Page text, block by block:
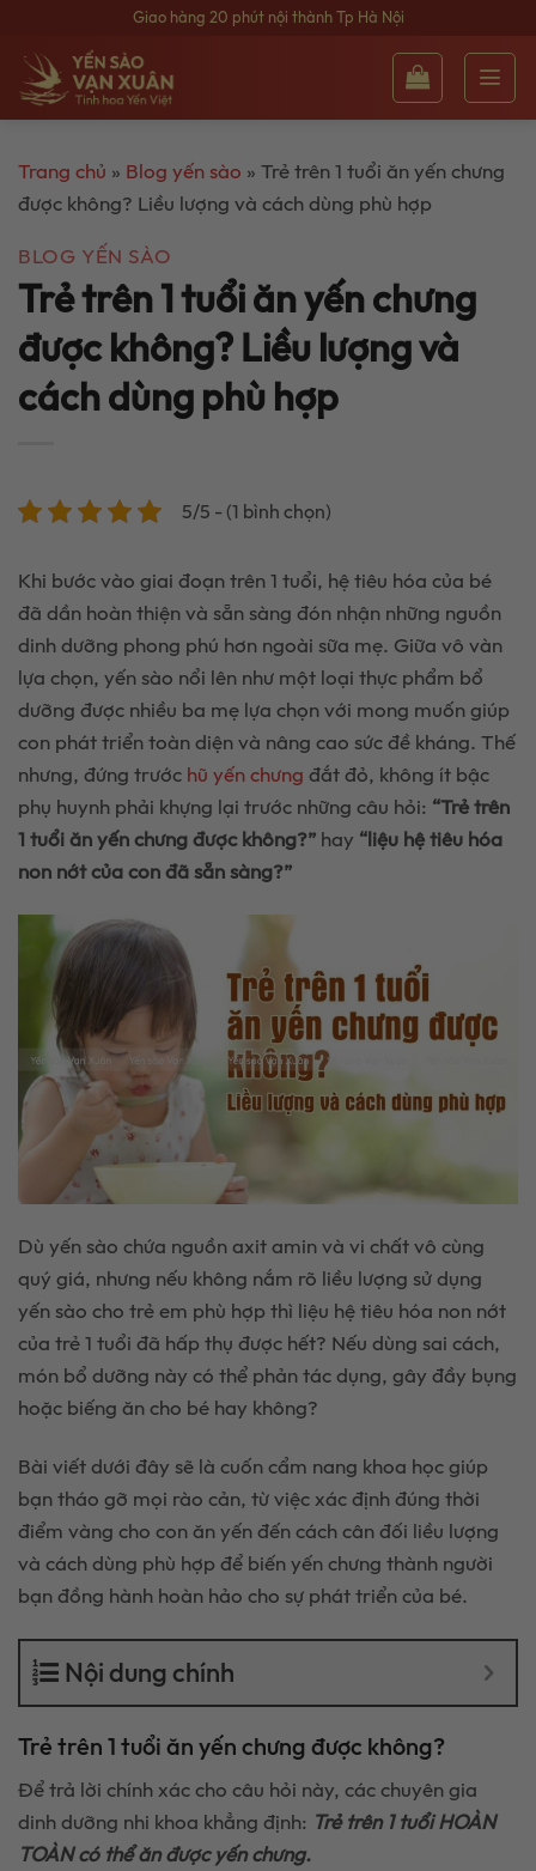
nội
dung
Giao hàng 20 phút nội thành Tp Hà Nội
Trang chủ » Blog yến sào » Trẻ trên 1 tuổi ăn yến chưng
được không? Liều lượng và cách dùng phù hợp
BLOG YẾN SÀO
Trẻ trên 1 tuổi ăn yến chưng
được không? Liều lượng và
cách dùng phù hợp
5/5 - (1 bình chọn)
Khi bước vào giai đoạn trên 1 tuổi, hệ tiêu hóa của bé
đã dần hoàn thiện và sẵn sàng đón nhận những nguồn
dinh dưỡng phong phú hơn ngoài sữa mẹ. Giữa vô vàn
lựa chọn, yến sào nổi lên như một loại thực phẩm bổ
dưỡng được nhiều ba mẹ lựa chọn với mong muốn giúp
con phát triển toàn diện và nâng cao sức đề kháng. Thế
nhưng, đứng trước hũ yến chưng đắt đỏ, không ít bậc
phụ huynh phải khựng lại trước những câu hỏi: “Trẻ trên
1 tuổi ăn yến chưng được không?” hay “liệu hệ tiêu hóa
non nớt của con đã sẵn sàng?”
Dù yến sào chứa nguồn axit amin và vi chất vô cùng
quý giá, nhưng nếu không nắm rõ liều lượng sử dụng
yến sào cho trẻ em phù hợp thì liệu hệ tiêu hóa non nớt
của trẻ 1 tuổi đã hấp thụ được hết? Nếu dùng sai cách,
món bổ dưỡng này có thể phản tác dụng, gây đầy bụng
hoặc biếng ăn cho bé hay không?
Bài viết dưới đây sẽ là cuốn cẩm nang khoa học giúp
bạn tháo gỡ mọi rào cản, từ việc xác định đúng thời
điểm vàng cho con ăn yến đến cách cân đối liều lượng
và cách dùng phù hợp để biến yến chưng thành người
bạn đồng hành hoàn hảo cho sự phát triển của bé.
Nội dung chính
Trẻ trên 1 tuổi ăn yến chưng được không?
Để trả lời chính xác cho câu hỏi này, các chuyên gia
dinh dưỡng nhi khoa khẳng định: Trẻ trên 1 tuổi HOÀN
TOÀN có thể ăn được yến chưng.